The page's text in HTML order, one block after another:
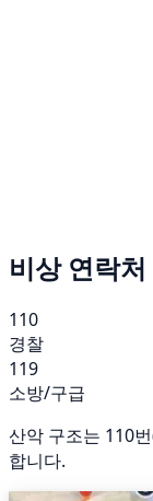
비상 연락처
110
경찰
119
소방/구급
산악 구조는 110
합니다.